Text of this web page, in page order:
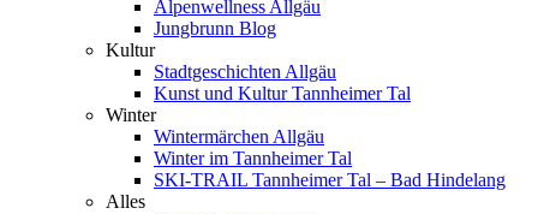
Alpenwellness Allgäu
Jungbrunn Blog
Kultur
Stadtgeschichten Allgäu
Kunst und Kultur Tannheimer Tal
Winter
Wintermärchen Allgäu
Winter im Tannheimer Tal
SKI-TRAIL Tannheimer Tal – Bad Hindelang
Alles